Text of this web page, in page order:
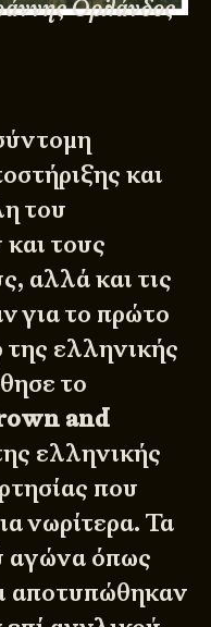
Ορλάνδος
και
του
τους
αλλά και τις
για το πρώτο
της ελληνικής
το
and
ελληνικής
που
νωρίτερα. Τα
αγώνα όπως
αποτυπώθηκαν